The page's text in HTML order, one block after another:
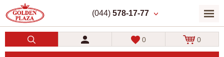
(044) 578-17-77
0 0